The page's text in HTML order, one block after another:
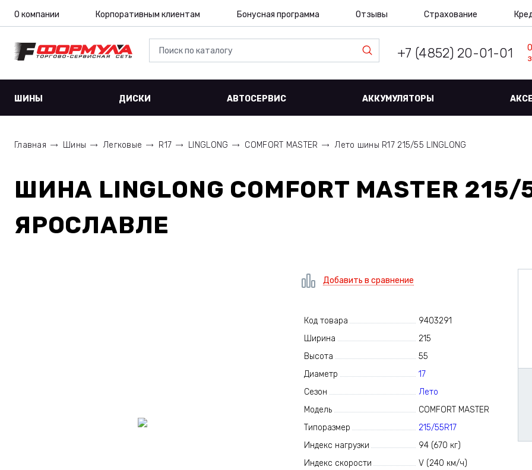
О компании Корпоративным клиентам Бонусная программа Отзывы Страхование
+7 (4852) 20-01-01
ШИНЫ ДИСКИ АВТОСЕРВИС АККУМУЛЯТОРЫ
Главная Шины Легковые R17 LINGLONG COMFORT MASTER Лето шины R17 215/55 LINGLONG
ШИНА LINGLONG COMFORT MASTER
ЯРОСЛАВЛЕ
Добавить в сравнение
Код товара
9403291
Ширина
215
Высота
55
Диаметр
17
Сезон
Лето
Модель
COMFORT MASTER
Типоразмер
215/55R17
Индекс нагрузки
94 (670 кг)
Индекс скорости
V (240 км/ч)